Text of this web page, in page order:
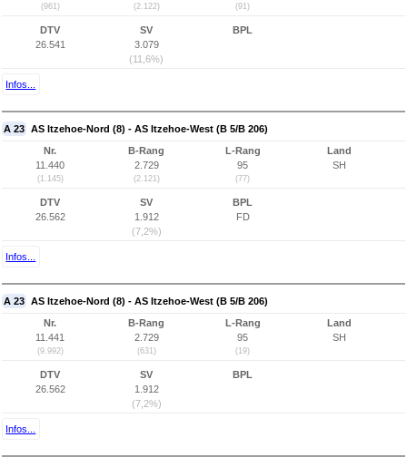
(961) (2.122) (91)
DTV
26.541
SV
3.079
(11,6%)
BPL
Infos...
A 23 AS Itzehoe-Nord (8) - AS Itzehoe-West (B 5/B 206)
Nr.
11.440
(1.145)
B-Rang
2.729
(2.121)
L-Rang
95
(77)
Land
SH
DTV
26.562
SV
1.912
(7,2%)
BPL
FD
Infos...
A 23 AS Itzehoe-Nord (8) - AS Itzehoe-West (B 5/B 206)
Nr.
11.441
(9.992)
B-Rang
2.729
(631)
L-Rang
95
(19)
Land
SH
DTV
26.562
SV
1.912
(7,2%)
BPL
Infos...